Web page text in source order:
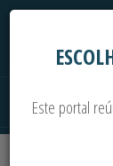
Este portal